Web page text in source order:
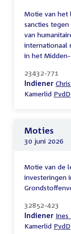
Motie van het
sancties
van
internationaal
in het
23432-771
Indiener
Kamerlid PvdD
Moties
30 juni 2026
Motie van de
investeringen
32852-423
Indiener Ines
Kamerlid PvdD